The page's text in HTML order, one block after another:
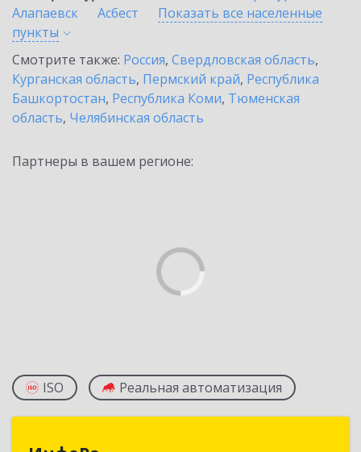
Алапаевск
Асбест
Показать все населенные
пункты
Смотрите также: Россия, Свердловская область,
Курганская область, Пермский край, Республика
Башкортостан, Республика Коми, Тюменская
область, Челябинская область
Партнеры в вашем регионе:
ISO Реальная автоматизация